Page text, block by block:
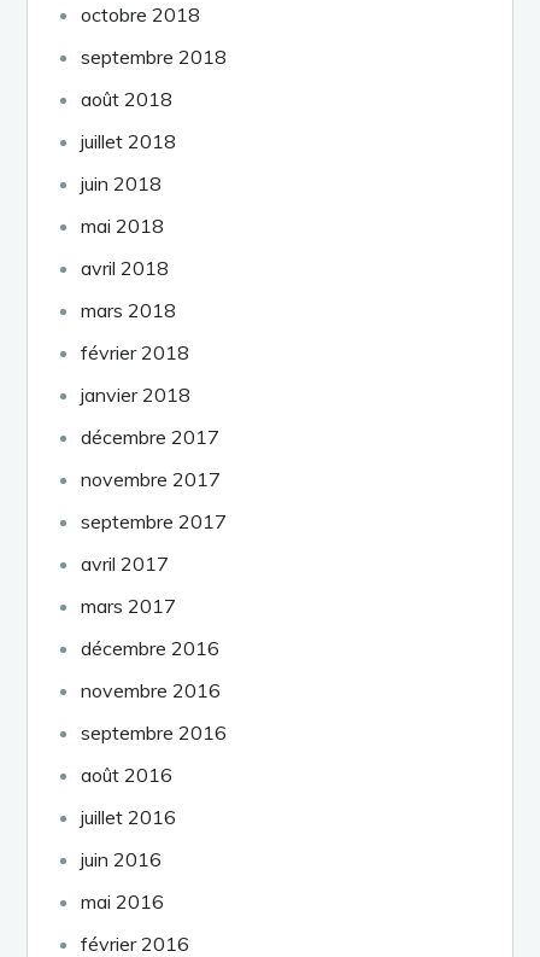
octobre 2018
septembre 2018
août 2018
juillet 2018
juin 2018
mai 2018
avril 2018
mars 2018
février 2018
janvier 2018
décembre 2017
novembre 2017
septembre 2017
avril 2017
mars 2017
décembre 2016
novembre 2016
septembre 2016
août 2016
juillet 2016
juin 2016
mai 2016
février 2016